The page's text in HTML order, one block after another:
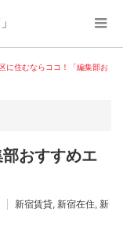
に住むならココ！「編集部お
おすすめエ
新宿賃貸, 新宿在住, 新